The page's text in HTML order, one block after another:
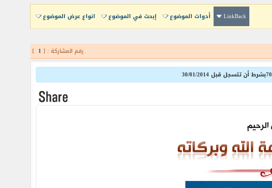
LinkBack أدوات الموضوع إبحث في الموضوع انواع عرض الموضوع
رقم المشاركة : [ 1
]